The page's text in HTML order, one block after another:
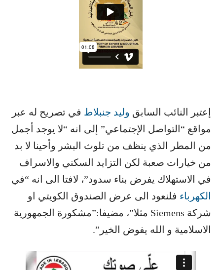
إعتبر النائب السابق ​ وليد جنبلاط ​ في تصريح له عبر
مواقع “التواصل الإجتماعي” إلى انه “لا يوجد أجمل
من المطر الذي ينظف من تلوث البشر وأحينا لا بد
من خيارات صعبة لكن التزايد السكني والاسراف
في الاستهلاك يفرض بناء سدود”، لافتا الى انه “في
الكهرباء ​ فلنعود الى عرض الصندوق الكويتي او
شركة Siemens مثلا”، مضيفا:”مشكورة الجمهورية
الاسلامية و الله يفوض الخير”.